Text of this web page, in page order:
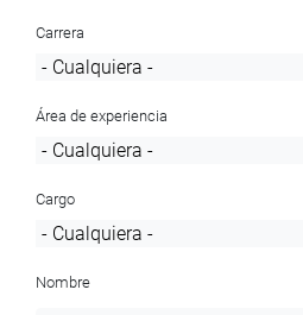
Carrera
Área de experiencia
Cargo
Nombre